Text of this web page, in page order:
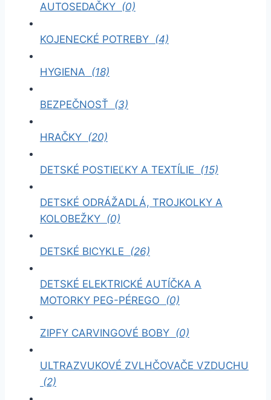
AUTOSEDAČKY (0)
KOJENECKÉ POTREBY (4)
HYGIENA (18)
BEZPEČNOSŤ (3)
HRAČKY (20)
DETSKÉ POSTIEĽKY A TEXTÍLIE (15)
DETSKÉ ODRÁŽADLÁ, TROJKOLKY A
KOLOBEŽKY (0)
DETSKÉ BICYKLE (26)
DETSKÉ ELEKTRICKÉ AUTÍČKA A
MOTORKY PEG-PÉREGO (0)
ZIPFY CARVINGOVÉ BOBY (0)
ULTRAZVUKOVÉ ZVLHČOVAČE VZDUCHU
(2)